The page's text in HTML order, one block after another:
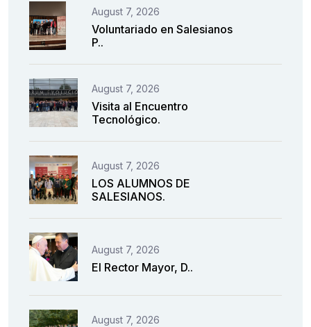
August 7, 2026
Voluntariado en Salesianos
P..
August 7, 2026
Visita al Encuentro
Tecnológico.
August 7, 2026
LOS ALUMNOS DE
SALESIANOS.
August 7, 2026
El Rector Mayor, D..
August 7, 2026